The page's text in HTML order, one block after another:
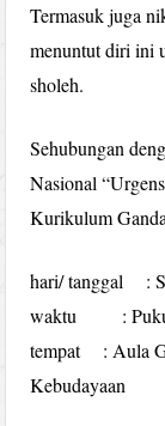
Termasuk juga
menuntut diri ini
sholeh.
Sehubungan
Nasional
Kurikulum
hari/ tanggal :
waktu : Pukul
tempat : Aula
Kebudayaan